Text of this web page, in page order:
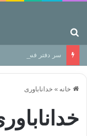
سر دفتر فساد در
خانه » خداناباوری